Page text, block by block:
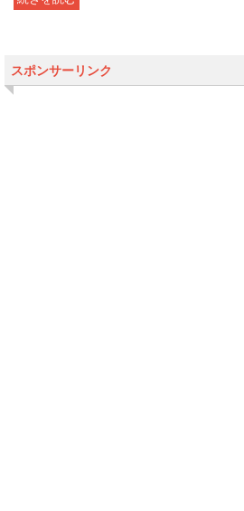
スポンサーリンク